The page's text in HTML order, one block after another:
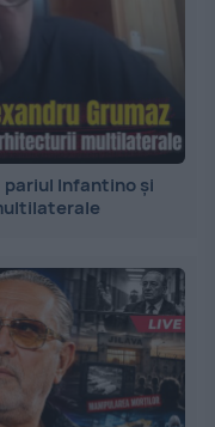
pariul Infantino și